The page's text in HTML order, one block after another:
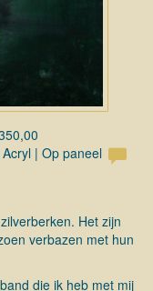
| Op paneel
Het zijn
verbazen met hun
die ik heb met mij